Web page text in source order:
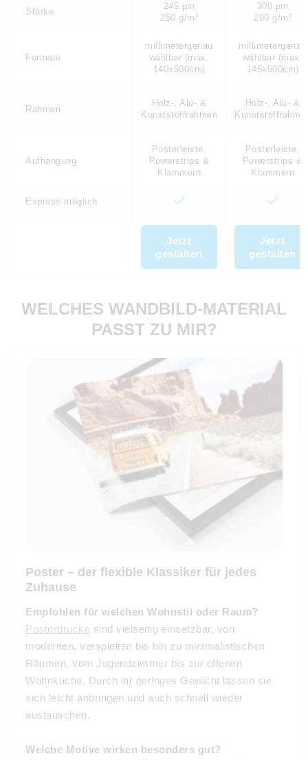
Stärke
245 µm
250 g/m²
300 µm
200 g/m²
Formate
millimetergenau
wählbar (max.
140x500cm)
millimetergenau
wählbar (max.
145x500cm)
Rahmen
Holz-, Alu- &
Kunststoffrahmen
Holz-, Alu- &
Aufhängung
Posterleiste,
Powerstrips &
Klammern
Posterleiste,
Powerstrips &
Klammern
Express möglich
Jetzt
gestalten
Jetzt
gestalten
WELCHES WANDBILD-MATERIAL
PASST ZU MIR?
Poster – der flexible Klassiker für jedes
Zuhause
Empfohlen für welchen Wohnstil oder Raum?
Posterdrucke sind vielseitig einsetzbar, von
modernen, verspielten bis hin zu minimalistischen
Räumen, vom Jugendzimmer bis zur offenen
Wohnküche. Durch ihr geringes Gewicht lassen sie
sich leicht anbringen und auch schnell wieder
austauschen.
Welche Motive wirken besonders gut?